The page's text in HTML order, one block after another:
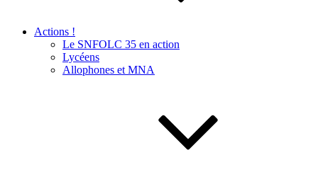
Actions !
Le SNFOLC 35 en action
Lycéens
Allophones et MNA